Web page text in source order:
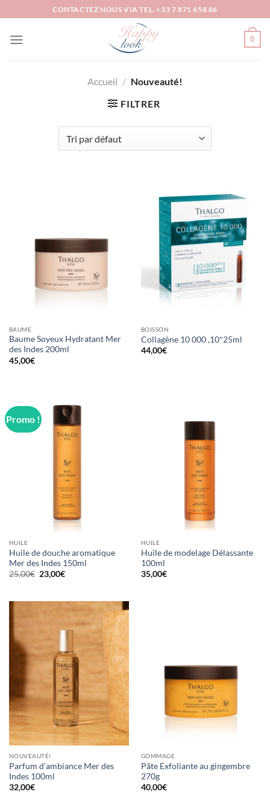
au
contenu
CONTACTEZ NOUS VIA TEL. +33 7 871 658 86
0
Accueil / Nouveauté!
FILTRER
BAUME
Baume Soyeux Hydratant Mer
des Indes 200ml
45,00€
BOISSON
Collagène 10 000 ,10*25ml
44,00€
Promo !
HUILE
Huile de douche aromatique
Mer des Indes 150ml
25,00€ Le
prix
23,00€Le
23,00€.
HUILE
Huile de modelage Délassante
100ml
35,00€
NOUVEAUTÉ!
Parfum d’ambiance Mer des
Indes 100ml
32,00€
GOMMAGE
Pâte Exfoliante au gingembre
270g
40,00€